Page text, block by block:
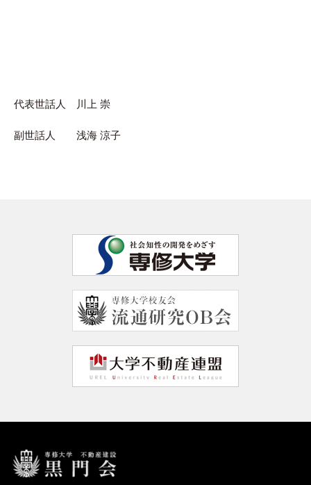
代表世話人 川上 崇
副世話人 浅海 涼子